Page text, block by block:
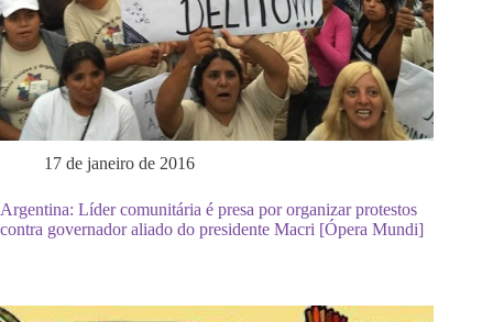
17 de janeiro de 2016
Argentina: Líder comunitária é presa por organizar protestos
contra governador aliado do presidente Macri [Ópera Mundi]